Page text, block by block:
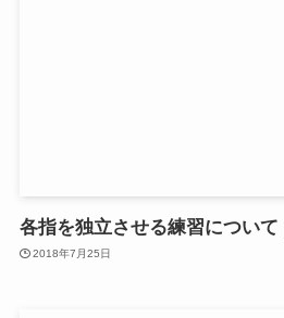
各指を独立させる練習につい
2018年7月25日